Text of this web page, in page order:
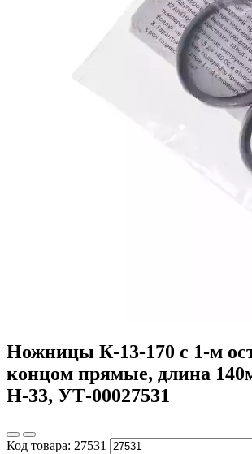
Ножницы К-13-170 с 1-м
концом прямые, длина
Н-33, УТ-00027531
Код товара: 27531